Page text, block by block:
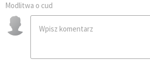
Modlitwa o cud